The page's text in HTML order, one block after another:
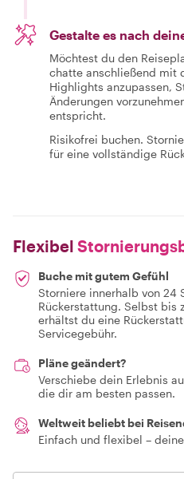
Gestalte es nach
Möchtest du den
chatte anschließend mit
Highlights anzupassen,
Änderungen
entspricht.
Risikofrei buchen.
für eine vollständige
Flexibel
Buche mit gutem Gefühl
Storniere innerhalb von 24
Rückerstattung. Selbst bis
erhältst du eine
Servicegebühr.
Pläne geändert?
Verschiebe dein Erlebnis
die dir am besten passen.
Weltweit beliebt bei
Einfach und flexibel –